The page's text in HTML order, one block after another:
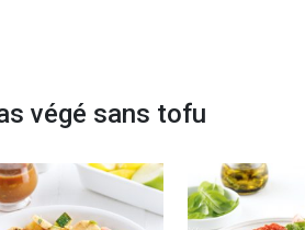
végé sans tofu